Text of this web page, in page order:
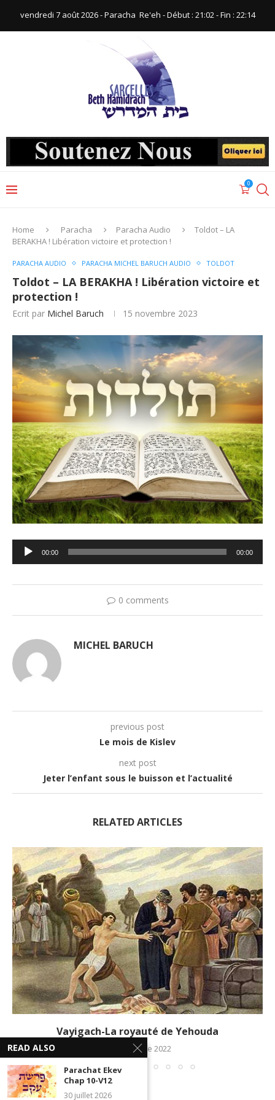
vendredi 7 août 2026 - Paracha ‪ Re'eh‬ - Début : 21:02‬ - Fin : ‪22:14‬
0
Home Paracha Paracha Audio
Toldot – LA
BERAKHA ! Libération victoire et protection !
PARACHA AUDIO PARACHA MICHEL BARUCH AUDIO TOLDOT
Toldot – LA BERAKHA ! Libération victoire et
protection !
Ecrit par Michel Baruch 15 novembre 2023
Lecteur
audio
00:00 00:00
0 comments
MICHEL BARUCH
previous post
Le mois de Kislev
next post
Jeter l’enfant sous le buisson et l’actualité
RELATED ARTICLES
Vayigach-La royauté de Yehouda
28 décembre 2022
READ ALSO
Parachat Ekev
Chap 10-V12
30 juillet 2026